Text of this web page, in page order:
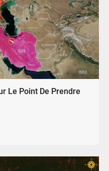
Le Point De Prendre